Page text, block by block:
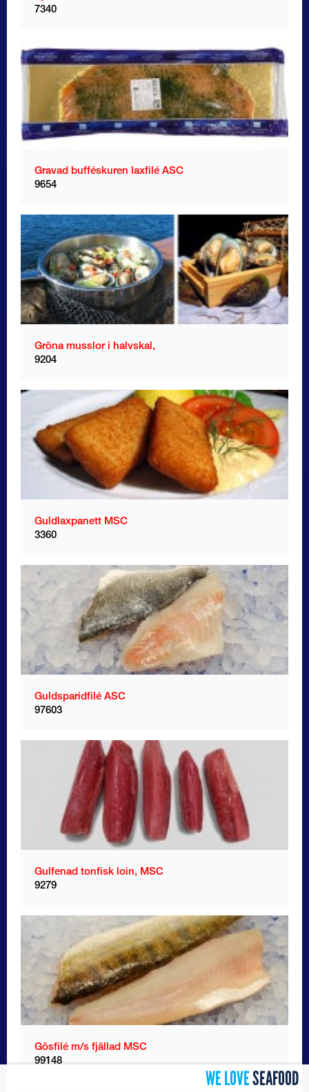
7340
Gravad bufféskuren laxfilé ASC
9654
Gröna musslor i halvskal,
9204
Guldlaxpanett MSC
3360
Guldsparidfilé ASC
97603
Gulfenad tonfisk loin, MSC
9279
Gösfilé m/s fjällad MSC
99148
WE LOVESEAFOOD